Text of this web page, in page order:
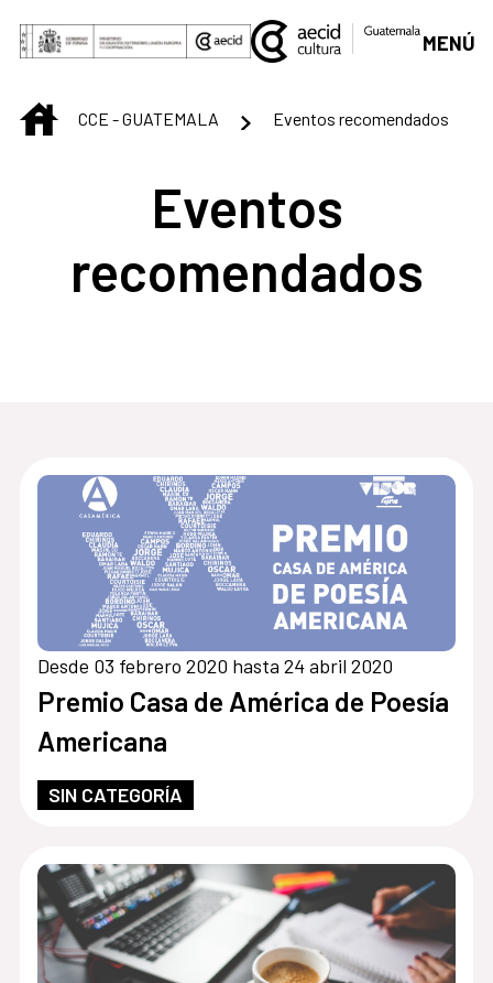
Saltar al contenido principal
MENÚ
INICIOCCE - GUATEMALA Eventos recomendados
Eventos
recomendados
Desde 03 febrero 2020 hasta 24 abril 2020
Premio Casa de América de Poesía
Americana
SIN CATEGORÍA